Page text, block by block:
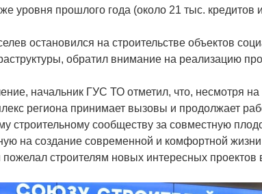
уровня прошлого года (около 21 тыс. кредитов
остановился на строительстве объектов
обратил внимание на реализацию
начальник ГУС ТО отметил, что, несмотря
региона принимает вызовы и продолжает
строительному сообществу за совместную
на создание современной и комфортной
строителям новых интересных проектов